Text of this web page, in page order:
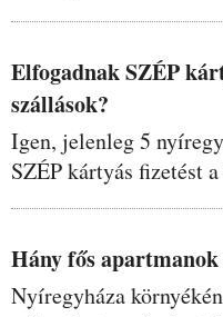
Elfogadnak SZÉP
szállások?
Igen, jelenleg 5
SZÉP kártyás fizetést
Hány fős
Nyíregyháza